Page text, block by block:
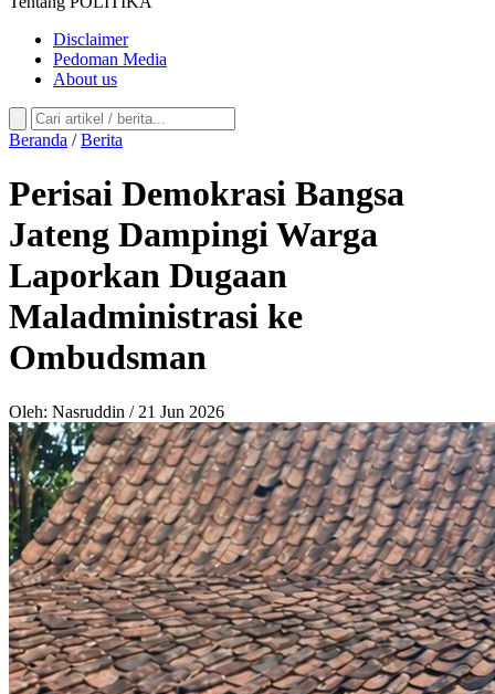
Disclaimer
Pedoman Media
About us
Beranda / Berita
Perisai Demokrasi Bangsa
Jateng Dampingi Warga
Laporkan Dugaan
Maladministrasi ke
Ombudsman
Oleh: Nasruddin / 21 Jun 2026